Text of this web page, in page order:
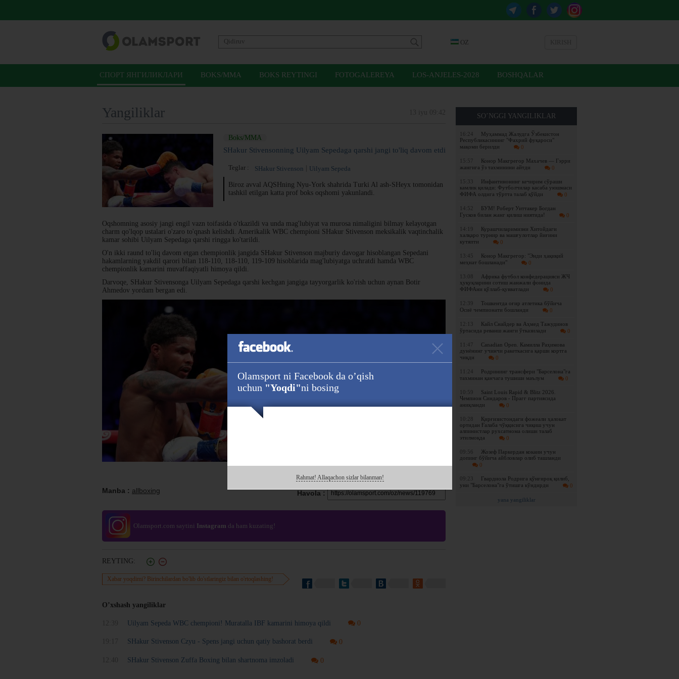
OZ
СПОРТ ЯНГИЛИКЛАРИ BOKS/MMA BOKS REYTINGI FOTOGALEREYA LOS-ANJELES-2028 BOSHQALAR
SO’NGGI YANGILIKLAR
16:24
Муҳаммад Жалудга Ўзбекистон
Республикасининг "Фахрий фуқароси"
мақоми берилди
0
15:57
Конор Макгрегор Махачев — Гэрри
жангига ўз тахминини айтди
0
15:33
Инфантинонинг кечирим сўраши
камлик қилади: Футболчилар касаба уюшмаси
ФИФА олдига тўртта талаб қўйди
0
14:52
БУМ! Роберт Уиттакер Богдан
Гусков билан жанг қилиш ниятида!
0
14:19
Курашчиларимизни Хитойдаги
халқаро турнир ва машғулотлар йиғини
кутяпти
0
13:45
Конор Макгрегор: "Энди ҳақиқий
меҳнат бошланади"
0
13:08
Африка футбол конфедерацияси ЖЧ
ҳуқуқларини сотиш жанжали фонида
ФИФАни қўллаб-қувватлади
0
12:39
Тошкентда оғир атлетика бўйича
Осиё чемпионати бошланди
0
12:13
Кайл Снайдер ва Аҳмед Тажудинов
ўртасида реванш жанги ўтказилади
0
11:47
Canadian Open. Камилла Раҳимова
дунёнинг учинчи ракеткасига қарши кортга
чиқди
0
11:24
Родрининг трансфери "Барселона"га
тахминан қанчага тушиши маълум
0
10:59
Saint Louis Rapid & Blitz 2026.
Чемпион Синдаров - Прагг партиясида
аниқланди
0
10:28
Қирғизистондаги фожеали ҳалокат
ортидан Ғалаба чўққисига чиқиш учун
алпинистлар рухсатнома олиши талаб
этилмоқда
0
09:56
Жозеф Паркердан кокаин учун
допинг бўйича айбловлар олиб ташланди
0
09:23
Гвардиола Родрига қўнғироқ қилиб,
уни "Барселона"га ўтишга кўндирди
0
yana yangiliklar
Yangiliklar
Boks/MMA
SHakur Stivensonning Uilyam Sepedaga qarshi jangi to'liq davom etdi
Teglar : SHakur Stivenson Uilyam Sepeda
Biroz avval AQSHning Nyu-York shahrida Turki Al ash-SHeyx tomonidan
tashkil etilgan katta prof boks oqshomi yakunlandi.
Oqshomning asosiy jangi engil vazn toifasida o'tkazildi va unda mag'lubiyat va murosa nimaligini bilmay kelayotgan
charm qo'lqop ustalari o'zaro to'qnash kelishdi. Amerikalik WBC chempioni SHakur Stivenson meksikalik vaqtinchalik
kamar sohibi Uilyam Sepedaga qarshi ringga ko'tarildi.
O'n ikki raund to'liq davom etgan chempionlik jangida SHakur Stivenson majburiy davogar hisoblangan Sepedani
hakamlarning yakdil qarori bilan 118-110, 118-110, 119-109 hisoblarida mag'lubiyatga uchratdi hamda WBC
chempionlik kamarini muvaffaqiyatli himoya qildi.
Darvoqe, SHakur Stivensonga Uilyam Sepedaga qarshi kechgan jangiga tayyorgarlik ko'rish uchun aynan Botir
Ahmedov yordam bergan edi.
Havola :
Manba : allboxing
Olamsport.com saytini Instagram da ham kuzating!
REYTING:
Xabar yoqdimi? Birinchilardan bo'lib do'stlaringiz bilan o'rtoqlashing!
O’xshash yangiliklar
Uilyam Sepeda WBC chempioni! Muratalla IBF kamarini himoya qildi 0
SHakur Stivenson Czyu - Spens jangi uchun qatiy bashorat berdi 0
SHakur Stivenson Zuffa Boxing bilan shartnoma imzoladi 0
Olamsport ni Facebook da o’qish
uchun "Yoqdi"ni bosing
Rahmat! Allaqachon sizlar bilanman!